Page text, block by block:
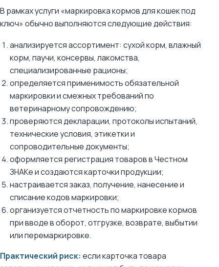
В рамках услуги «маркировка кормов для кошек под
ключ» обычно выполняются следующие действия:
анализируется ассортимент: сухой корм, влажный
корм, паучи, консервы, лакомства,
специализированные рационы;
определяется применимость обязательной
маркировки и смежных требований по
ветеринарному сопровождению;
проверяются декларации, протоколы испытаний,
технические условия, этикетки и
сопроводительные документы;
оформляется регистрация товаров в Честном
ЗНАКе и создаются карточки продукции;
настраивается заказ, получение, нанесение и
списание кодов маркировки;
организуется отчетность по маркировке кормов
при вводе в оборот, отгрузке, возврате, выбытии
или перемаркировке.
Практический риск: если карточка товара